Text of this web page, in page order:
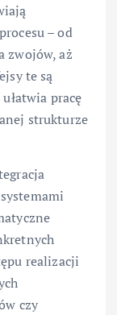
– od
zwojów, aż
te są
pracę
strukturze
realizacji
czy